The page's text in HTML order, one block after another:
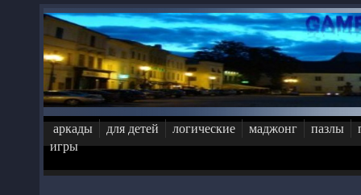
Перейти к основному содержанию
аркады для детей логические маджонг пазлы
игры